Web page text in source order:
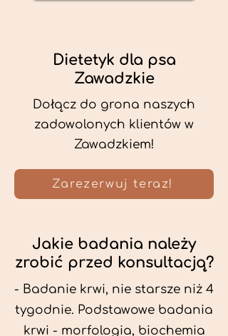
Dietetyk dla psa
Zawadzkie
Dołącz do grona naszych
zadowolonych klientów w
Zawadzkiem!
Zarezerwuj teraz!
Jakie badania należy
zrobić przed konsultacją?
- Badanie krwi, nie starsze niż 4
tygodnie. Podstawowe badania
krwi - morfologia, biochemia